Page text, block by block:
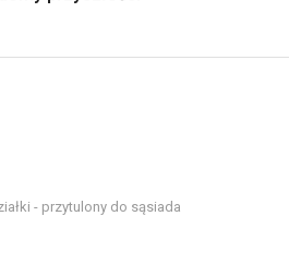
- przytulony do sąsiada